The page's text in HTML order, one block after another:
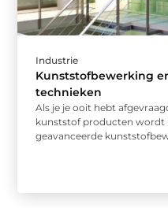
Industrie
Kunststofbewerking
technieken
Als je je ooit hebt
kunststof producten wordt
geavanceerde